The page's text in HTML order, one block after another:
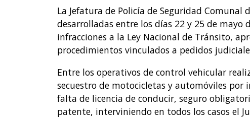
La Jefatura de Policía de Seguridad Comunal
desarrolladas entre los días 22 y 25 de mayo
infracciones a la Ley Nacional de Tránsito,
procedimientos vinculados a pedidos
Entre los operativos de control vehicular
secuestro de motocicletas y automóviles por
falta de licencia de conducir, seguro
patente, interviniendo en todos los casos el